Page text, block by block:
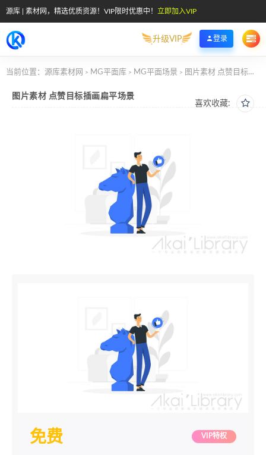
源库 | 素材网，精选优质资源！VIP限时优惠中！ 立即加入VIP
升级VIP 登录
当前位置： 源库素材网 > MG平面库 > MG平面场景 > 图片素材 点赞目标插画扁平场景
喜欢收藏:
图片素材 点赞目标插画扁平场景
免费 VIP特权